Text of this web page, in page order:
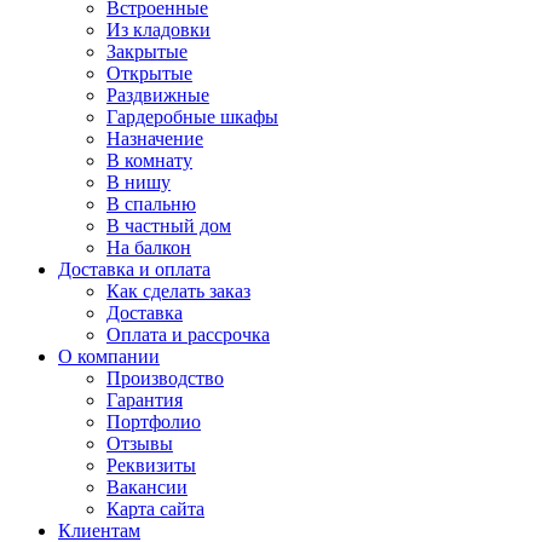
Встроенные
Из кладовки
Закрытые
Открытые
Раздвижные
Гардеробные шкафы
Назначение
В комнату
В нишу
В спальню
В частный дом
На балкон
Доставка и оплата
Как сделать заказ
Доставка
Оплата и рассрочка
О компании
Производство
Гарантия
Портфолио
Отзывы
Реквизиты
Вакансии
Карта сайта
Клиентам